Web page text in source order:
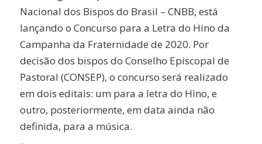
Nacional dos Bispos do Brasil – CNBB, está
lançando o Concurso para a Letra do Hino da
Campanha da Fraternidade de 2020. Por
decisão dos bispos do Conselho Episcopal de
Pastoral (CONSEP), o concurso será realizado
em dois editais: um para a letra do Hino, e
outro, posteriormente, em data ainda não
definida, para a música.